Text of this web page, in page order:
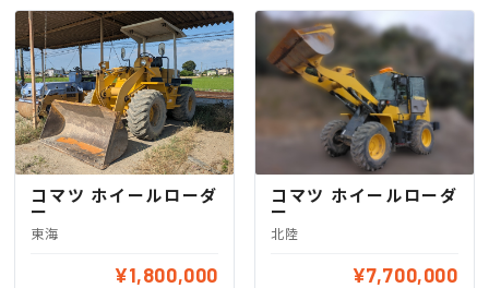
コマツ ホイールローダ
ー
東海
¥1,800,000
コマツ ホイールローダ
ー
北陸
¥7,700,000